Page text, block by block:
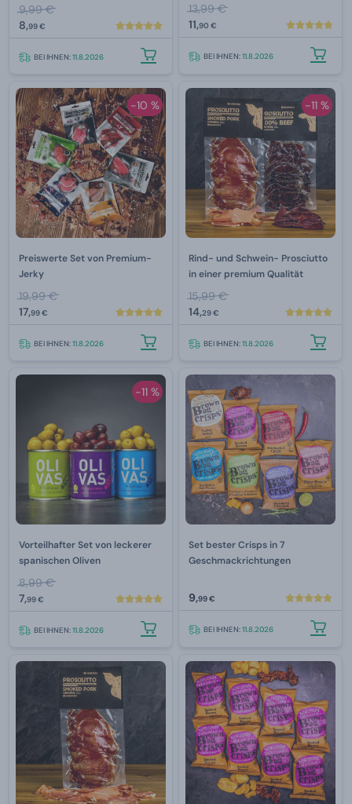
9,99 €
8,99 €
BEI IHNEN:11.8.2026
13,99 €
11,90 €
BEI IHNEN:11.8.2026
-10 %
Preiswerte Set von Premium-
Jerky
19,99 €
17,99 €
BEI IHNEN:11.8.2026
-11 %
Rind- und Schwein- Prosciutto
in einer premium Qualität
15,99 €
14,29 €
BEI IHNEN:11.8.2026
-11 %
Vorteilhafter Set von leckerer
spanischen Oliven
8,99 €
7,99 €
BEI IHNEN:11.8.2026
Set bester Crisps in 7
Geschmackrichtungen
9,99 €
BEI IHNEN:11.8.2026